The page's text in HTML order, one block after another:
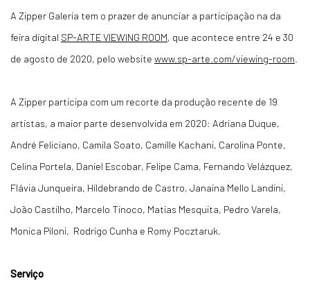
A Zipper Galeria tem o prazer de anunciar a participação na da
feira digital SP-ARTE VIEWING ROOM, que acontece entre 24 e 30
de agosto de 2020, pelo website www.sp-arte.com/viewing-room
A Zipper participa com um recorte da produção recente de 19
artistas, a maior parte desenvolvida em 2020: Adriana Duque,
André Feliciano, Camila Soato, Camille Kachani, Carolina Ponte,
Celina Portela, Daniel Escobar, Felipe Cama, Fernando Velázquez,
Flávia Junqueira, Hildebrando de Castro, Janaina Mello Landini,
João Castilho, Marcelo Tinoco, Matias Mesquita, Pedro Varela,
Monica Piloni, Rodrigo Cunha e Romy Pocztaruk.
Serviço